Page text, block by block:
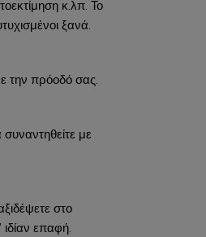
κ.λπ. Το
ξανά.
την πρόοδό σας.
με
στο
επαφή.